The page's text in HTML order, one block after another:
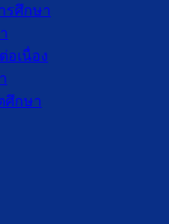
รศึกษา
อเนื่อง
ศึกษา